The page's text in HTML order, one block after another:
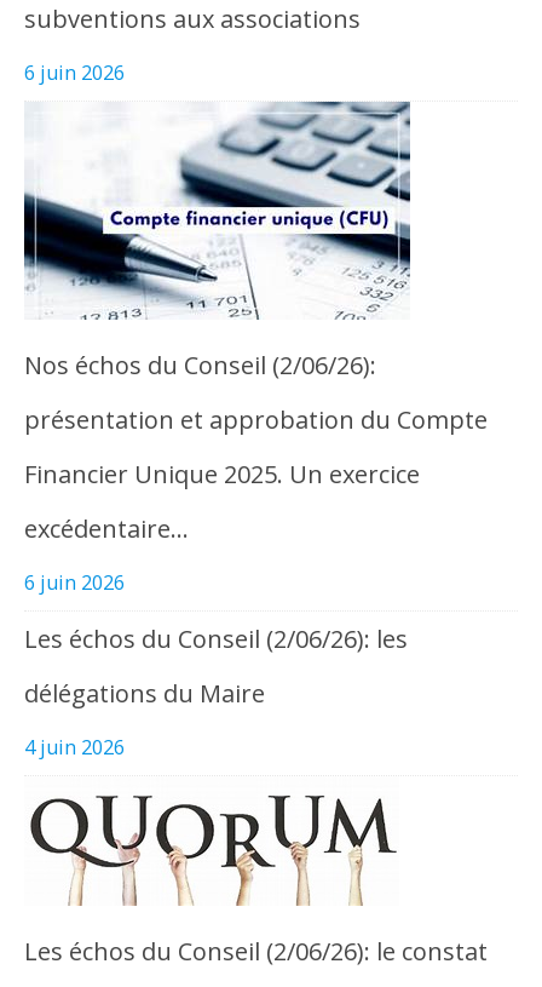
subventions aux associations
6 juin 2026
Nos échos du Conseil (2/06/26):
présentation et approbation du Compte
Financier Unique 2025. Un exercice
excédentaire…
6 juin 2026
Les échos du Conseil (2/06/26): les
délégations du Maire
4 juin 2026
Les échos du Conseil (2/06/26): le constat